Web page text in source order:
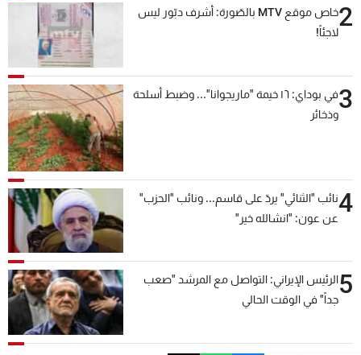
2
خاص موقع MTV بالصّورة: أشرف دبّور ليس
لاجئاً!
3
في بوداي: ١٦ خيمة "ماريجوانا"... وضبط أسلحة
وذخائر
4نائب "الثنائي" يردّ على قاسم... ونائب "الحزب"
عن عون: "انشالله خير"
5الرئيس الإيراني: التواصل مع المرشد "صعب
جداً" في الوقت الحالي